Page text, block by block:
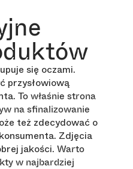
się oczami.
przysłowiową
To właśnie strona
na sfinalizowanie
też zdecydować o
Zdjęcia
jakości. Warto
w najbardziej